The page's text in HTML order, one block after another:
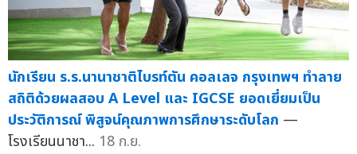
นักเรียน ร.ร.นานาชาติไบรท์ตัน คอลเลจ กรุงเทพฯ ทำลาย
สถิติด้วยผลสอบ A Level และ IGCSE ยอดเยี่ยมเป็น
ประวัติการณ์ พิสูจน์คุณภาพการศึกษาระดับโลก —
โรงเรียนนาชา... 18 ก.ย.